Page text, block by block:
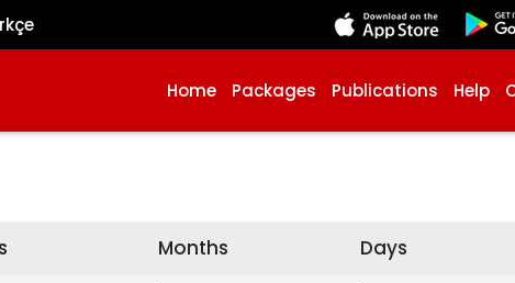
Home Packages Publications Help
Months Days